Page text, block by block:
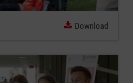
Download